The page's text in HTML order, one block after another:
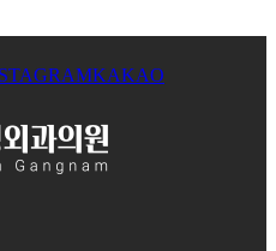
KAKAO